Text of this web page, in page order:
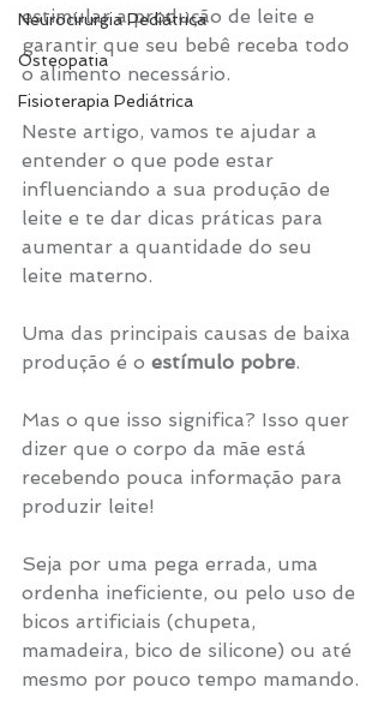
Neurocirurgia Pediátrica
Osteopatia
Fisioterapia Pediátrica
estimular a produção de leite e
garantir que seu bebê receba todo
o alimento necessário.
Neste artigo, vamos te ajudar a
entender o que pode estar
influenciando a sua produção de
leite e te dar dicas práticas para
aumentar a quantidade do seu
leite materno.
Uma das principais causas de baixa
produção é o estímulo pobre.
Mas o que isso significa? Isso quer
dizer que o corpo da mãe está
recebendo pouca informação para
produzir leite!
Seja por uma pega errada, uma
ordenha ineficiente, ou pelo uso de
bicos artificiais (chupeta,
mamadeira, bico de silicone) ou até
mesmo por pouco tempo mamando.